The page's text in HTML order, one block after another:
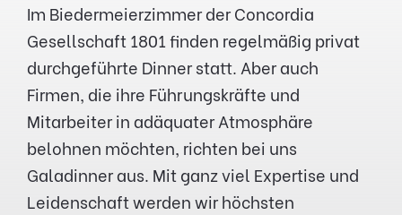
Im Biedermeierzimmer der Concordia
Gesellschaft 1801 finden regelmäßig privat
durchgeführte Dinner statt. Aber auch
Firmen, die ihre Führungskräfte und
Mitarbeiter in adäquater Atmosphäre
belohnen möchten, richten bei uns
Galadinner aus. Mit ganz viel Expertise und
Leidenschaft werden wir höchsten